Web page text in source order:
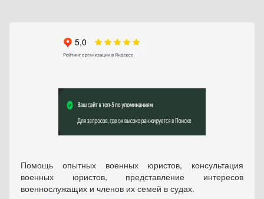
Помощь опытных военных юристов, консультация
военных юристов, представление интересов
военнослужащих и членов их семей в судах.